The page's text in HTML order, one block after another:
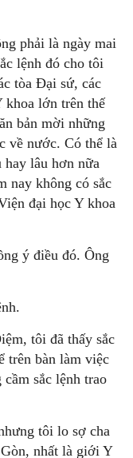
phải là ngày mai
lệnh đó cho tôi
tòa Đại sứ, các
khoa lớn trên thế
bản mời những
về nước. Có thể là
hay lâu hơn nữa
nay không có sắc
đại học Y khoa
ý điều đó. Ông
tôi đã thấy sắc
trên bàn làm việc
sắc lệnh trao
tôi lo sợ cha
nhất là giới Y